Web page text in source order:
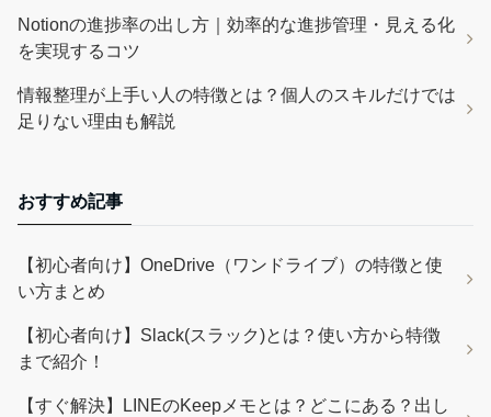
Notionの進捗率の出し方｜効率的な進捗管理・見える化
を実現するコツ
情報整理が上手い人の特徴とは？個人のスキルだけでは
足りない理由も解説
おすすめ記事
【初心者向け】OneDrive（ワンドライブ）の特徴と使
い方まとめ
【初心者向け】Slack(スラック)とは？使い方から特徴
まで紹介！
【すぐ解決】LINEのKeepメモとは？どこにある？出し